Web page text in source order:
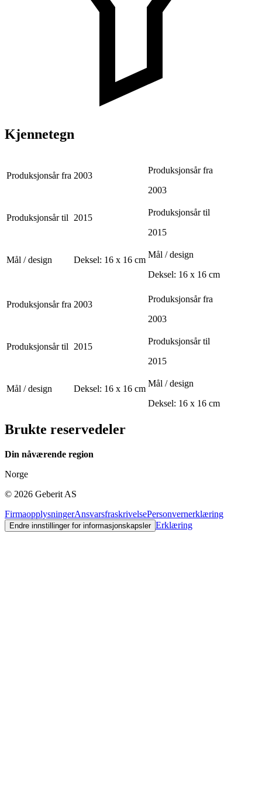
Kjennetegn
Produksjonsår fra 2003
Produksjonsår fra
2003
Produksjonsår til 2015
Produksjonsår til
2015
Mål / design Deksel: 16 x 16 cm
Mål / design
Deksel: 16 x 16 cm
Produksjonsår fra 2003
Produksjonsår fra
2003
Produksjonsår til 2015
Produksjonsår til
2015
Mål / design Deksel: 16 x 16 cm
Mål / design
Deksel: 16 x 16 cm
Brukte reservedeler
Din nåværende region
Norge
© 2026 Geberit AS
FirmaopplysningerAnsvarsfraskrivelsePersonvernerklæring
Endre innstillinger for informasjonskapsler Erklæring